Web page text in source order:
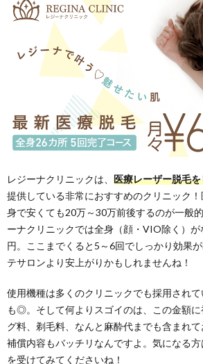
レジーナクリニックは、 医療レーザー脱毛
提供している非常におすすめのクリニック
身で安くても20万～30万前後するのが一般
ーナクリニックでは全身（顔・VIO除く）
円。ここまでくると5～6回でしっかり効果
テサロンより安上がりかもしれませんね！
使用機種は多くのクリニックでも採用され
も◎。そして何よりスゴイのは、この金額
グ料、剃毛料、なんと麻酔代までも含まれ
補償内容もバッチリなんですよ。気になる
を受けてみてくださいね！